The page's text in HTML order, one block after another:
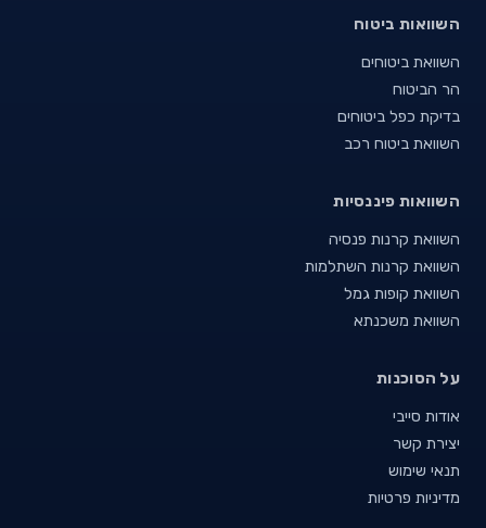
השוואות ביטוח
השוואת ביטוחים
הר הביטוח
בדיקת כפל ביטוחים
השוואת ביטוח רכב
השוואות פיננסיות
השוואת קרנות פנסיה
השוואת קרנות השתלמות
השוואת קופות גמל
השוואת משכנתא
על הסוכנות
אודות סייבי
יצירת קשר
תנאי שימוש
מדיניות פרטיות